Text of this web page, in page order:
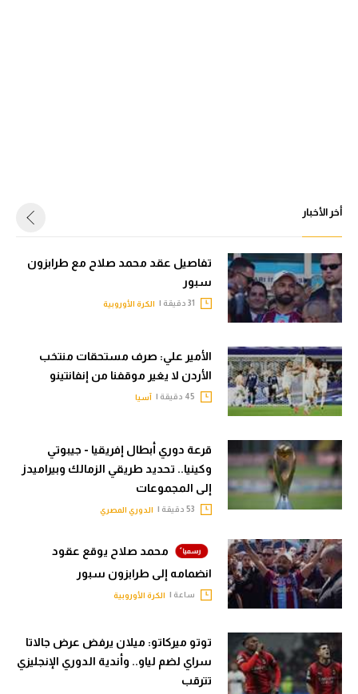
أخر الأخبار
تفاصيل عقد محمد صلاح مع طرابزون
سبور
الكرة الأوروبية
الأمير علي: صرف مستحقات منتخب
الأردن لا يغير موقفنا من إنفانتينو
آسيا
قرعة دوري أبطال إفريقيا - جيبوتي
وكينيا.. تحديد طريقي الزمالك وبيراميدز
إلى المجموعات
الدوري المصري
محمد صلاح يوقع عقود
انضمامه إلى طرابزون سبور
ساعة | الكرة الأوروبية
توتو ميركاتو: ميلان يرفض عرض جالاتا
سراي لضم لياو.. وأندية الدوري الإنجليزي
تترقب